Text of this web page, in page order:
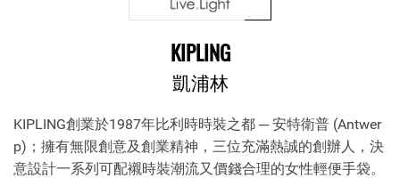
KIPLING
凱浦林
KIPLING創業於1987年比利時時裝之都 ─ 安特衛普 (Antwer
p)；擁有無限創意及創業精神，三位充滿熱誠的創辦人，決
意設計一系列可配襯時裝潮流又價錢合理的女性輕便手袋。